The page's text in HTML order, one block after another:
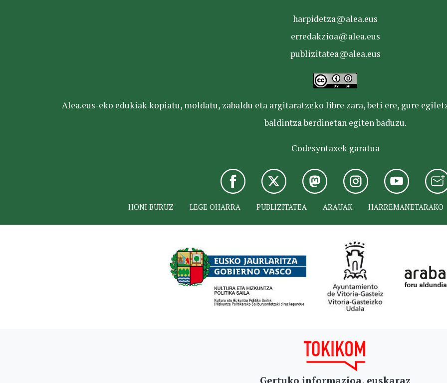
harpidetza@alea.eus
erredakzioa@alea.eus
publizitatea@alea.eus
Alea.eus-eko edukiak kopiatu, moldatu, zabaldu eta argitaratzeko libre zara, beti ere, gure
baldintza berdinetan egiten baduzu.
Codesyntaxek garatua
HONI BURUZ LEGE OHARRA PUBLIZITATEA ARAUAK HARREMANETARAKO
Gertuko informazioa, euskaraz